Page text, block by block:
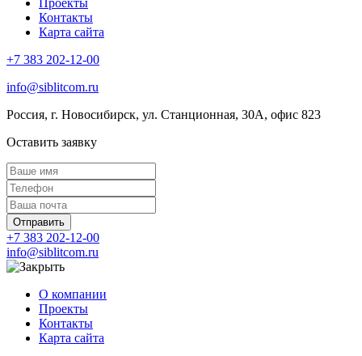
Контакты
Карта сайта
+7 383 202-12-00
info@siblitcom.ru
Россия, г. Новосибирск, ул. Станционная, 30А, офис 823
Оставить заявку
Отправить
+7 383 202-12-00
info@siblitcom.ru
О компании
Проекты
Контакты
Карта сайта